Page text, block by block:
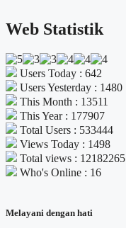
Web Statistik
Users Today : 642
Users Yesterday : 1480
This Month : 13511
This Year : 177907
Total Users : 533444
Views Today : 1498
Total views : 12182265
Who's Online : 16
Melayani dengan hati